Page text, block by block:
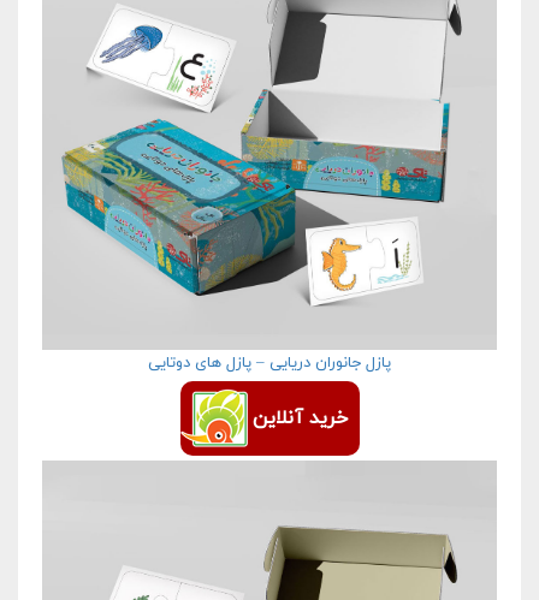
پازل جانوران دریایی – پازل های دوتایی
خرید آنلاین